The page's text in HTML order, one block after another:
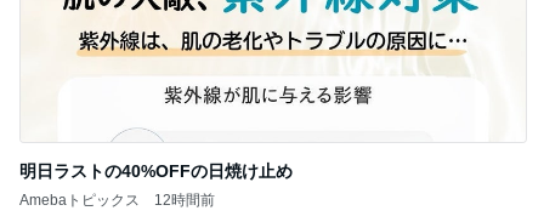
明日ラストの40%OFFの日焼け止め
Amebaトピックス 12時間前